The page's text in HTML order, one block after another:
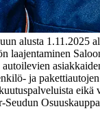
alusta
laajentaminen
ja
eikä
Seudun